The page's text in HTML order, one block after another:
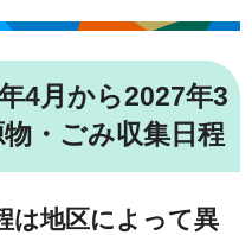
4月から2027年3
・ごみ収集日程
は地区によって異